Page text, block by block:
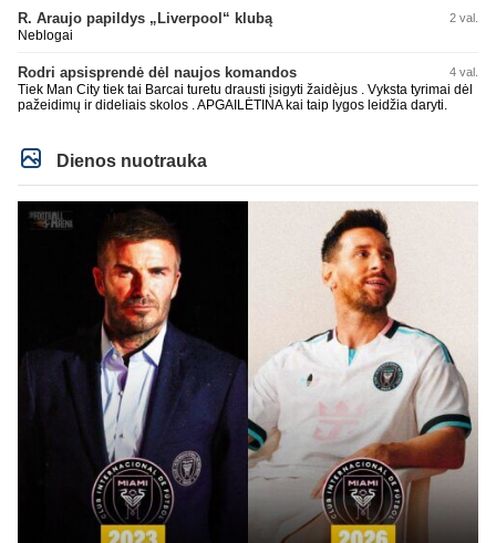
R. Araujo papildys „Liverpool“ klubą 2 val.
Neblogai
Rodri apsisprendė dėl naujos komandos 4 val.
Tiek Man City tiek tai Barcai turetu drausti įsigyti žaidèjus . Vyksta tyrimai dėl
pažeidimų ir dideliais skolos . APGAILĖTINA kai taip lygos leidžia daryti.
Dienos nuotrauka